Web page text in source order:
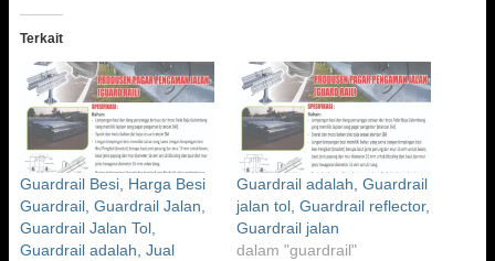
Terkait
Guardrail Besi, Harga Besi
Guardrail, Guardrail Jalan,
Guardrail Jalan Tol,
Guardrail adalah, Jual
Guardrail adalah, Guardrail
jalan tol, Guardrail reflector,
Guardrail jalan
dalam "guardrail"